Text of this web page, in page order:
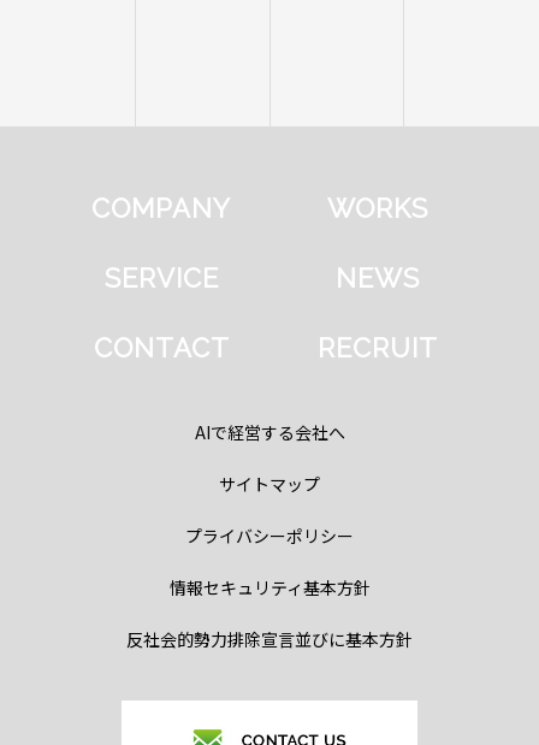
COMPANY WORKS
SERVICE NEWS
CONTACT RECRUIT
AIで経営する会社へ
サイトマップ
プライバシーポリシー
情報セキュリティ基本方針
反社会的勢力排除宣言並びに基本方針